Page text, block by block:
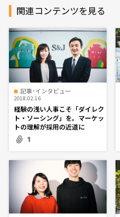
関連コンテンツを見る
記事･インタビュー
2018.02.16
経験の浅い人事こそ「ダイレク
ト・ソーシング」を。マーケッ
トの理解が採用の近道に
1